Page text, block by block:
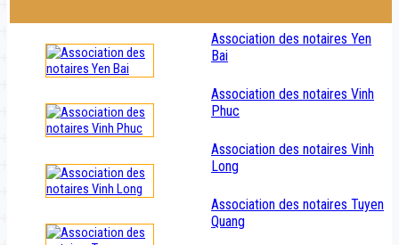
Association des notaires Yen
Bai
Association des notaires Vinh
Phuc
Association des notaires Vinh
Long
Association des notaires Tuyen
Quang